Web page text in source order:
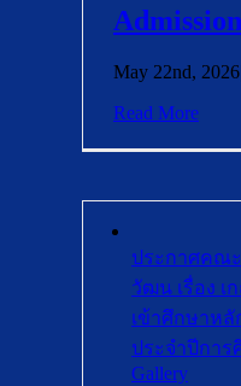
Admission
May 22nd, 2026
Read More
ประกาศคณ
วัฒน เรื่อง
เข้าศึกษาห
ประจำปีการ
Gallery